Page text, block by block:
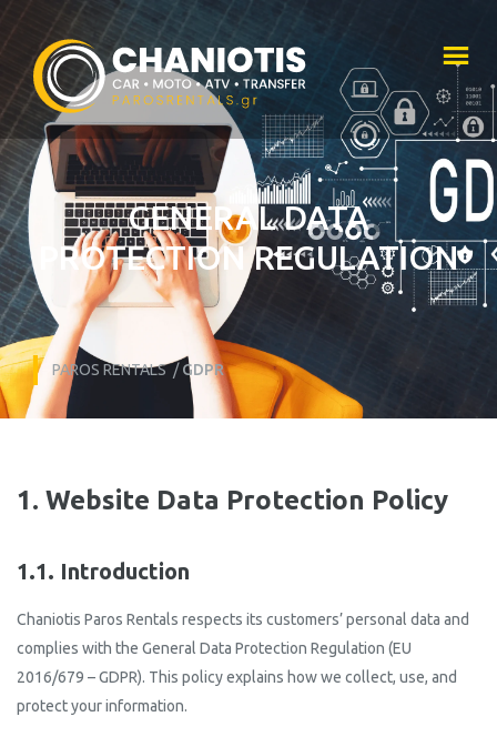
GENERAL DATA
PROTECTION REGULATION
PAROS RENTALS/GDPR
1. Website Data Protection Policy
1.1. Introduction
Chaniotis Paros Rentals respects its customers’ personal data and
complies with the General Data Protection Regulation (EU
2016/679 – GDPR). This policy explains how we collect, use, and
protect your information.